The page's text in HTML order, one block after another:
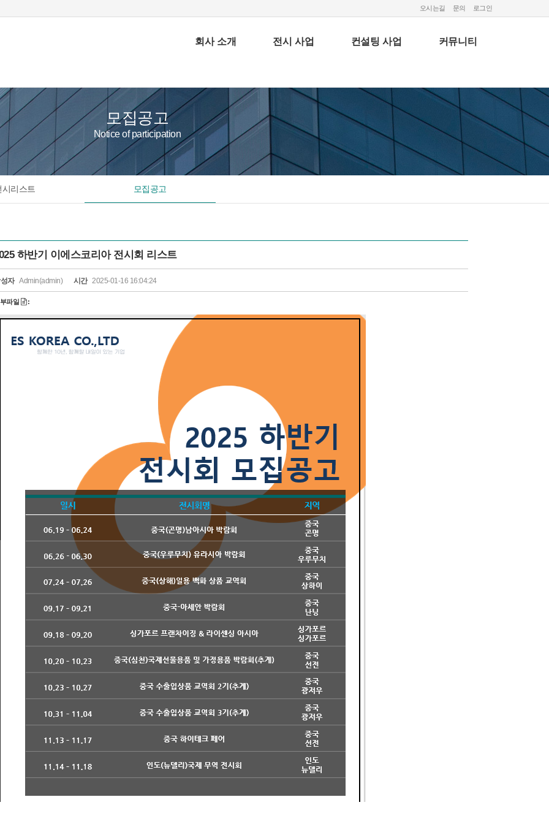
오시는길 문의 로그인
회사 소개 전시 사업 컨설팅 사업 커뮤니티
모집공고
Notice of participation
시리스트 모집공고
하반기 이에스코리아 전시회 리스트
자 Admin(admin) 시간 2025-01-16 16:04:24
파일 :